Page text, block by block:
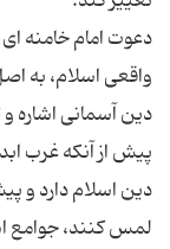
دعوت امام خامنه
واقعی اسلام، به
دین آسمانی اشاره
پیش از آنکه غرب
دین اسلام دارد و